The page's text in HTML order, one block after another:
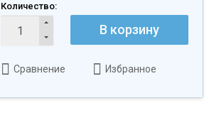
Количество:
В корзину
Сравнение Избранное